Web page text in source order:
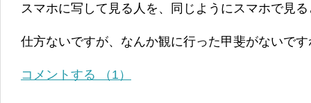
スマホに写して見る人を、同じようにスマホで見
仕方ないですが、なんか観に行った甲斐がないです
コメントする （1）